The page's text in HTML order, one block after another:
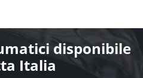
disponibile
Italia